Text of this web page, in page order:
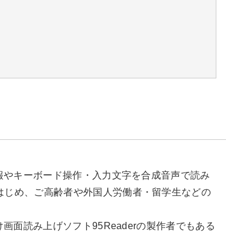
キーボード操作・入力文字を合成音声で読み
じめ、ご高齢者や外国人労働者・留学生などの
面読み上げソフト95Readerの製作者でもある